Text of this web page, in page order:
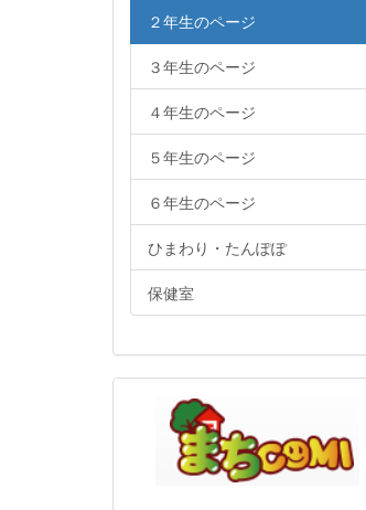
２年生のページ
３年生のページ
４年生のページ
５年生のページ
６年生のページ
ひまわり・たんぽぽ
保健室